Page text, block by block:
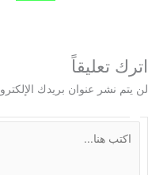
تعليقاً
نشر عنوان بريدك الإلكتروني.